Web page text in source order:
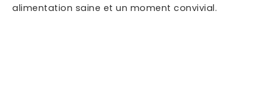
alimentation saine et un moment convivial.
de ma demande.*